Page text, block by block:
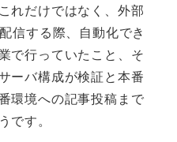
れだけではなく、外部
信する際、自動化でき
で行っていたこと、そ
ーバ構成が検証と本番
環境への記事投稿まで
です。